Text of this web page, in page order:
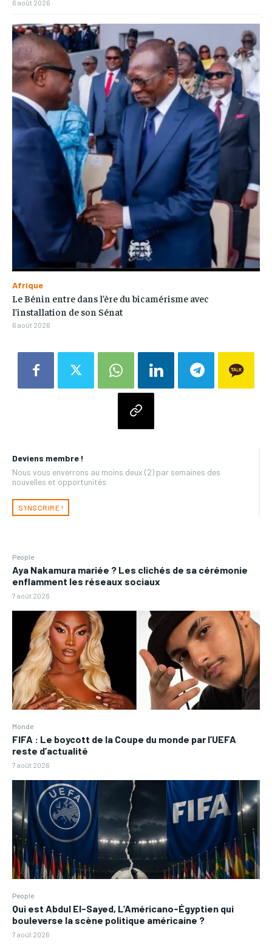
Deviens membre !
Nous vous enverrons au moins deux (2) par semaines des
nouvelles et opportunités
S'INSCRIRE !
People
Aya Nakamura mariée ? Les clichés de sa cérémonie
enflamment les réseaux sociaux
7 août 2026
Monde
FIFA : Le boycott de la Coupe du monde par l’UEFA
reste d’actualité
7 août 2026
People
Qui est Abdul El-Sayed, L’Américano-Égyptien qui
bouleverse la scène politique américaine ?
7 août 2026
6 août 2026
Afrique
Le Bénin entre dans l’ère du bicamérisme avec
l’installation de son Sénat
6 août 2026